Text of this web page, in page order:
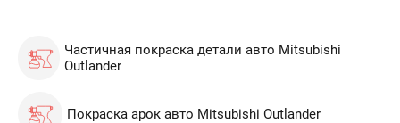
Частичная покраска детали авто Mitsubishi
Outlander
Покраска арок авто Mitsubishi Outlander